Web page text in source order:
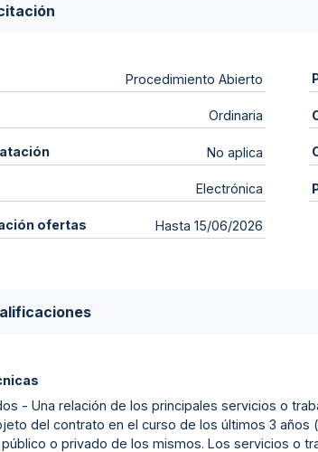
Procedimiento Abierto
Ordinaria
No aplica
Electrónica
ofertas Hasta 15/06/2026
- Una relación de los principales servicios o
del contrato en el curso de los últimos 3
o privado de los mismos. Los servicios o